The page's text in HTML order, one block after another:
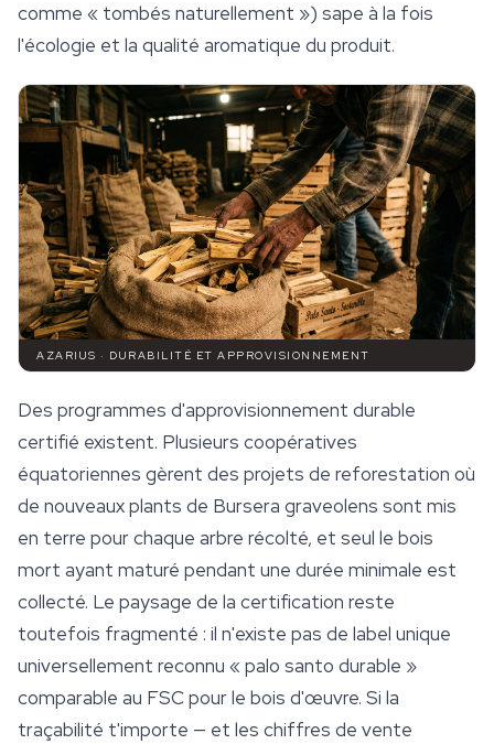
comme « tombés naturellement ») sape à la fois
l'écologie et la qualité aromatique du produit.
AZARIUS · DURABILITÉ ET APPROVISIONNEMENT
Des programmes d'approvisionnement durable
certifié existent. Plusieurs coopératives
équatoriennes gèrent des projets de reforestation où
de nouveaux plants de Bursera graveolens sont mis
en terre pour chaque arbre récolté, et seul le bois
mort ayant maturé pendant une durée minimale est
collecté. Le paysage de la certification reste
toutefois fragmenté : il n'existe pas de label unique
universellement reconnu « palo santo durable »
comparable au FSC pour le bois d'œuvre. Si la
traçabilité t'importe — et les chiffres de vente